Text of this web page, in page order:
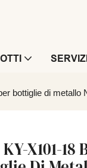
bottiglie di metallo
X101-